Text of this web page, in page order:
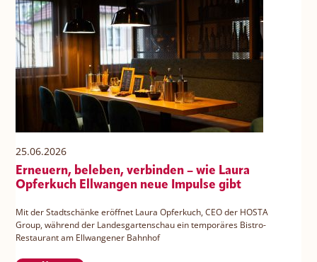
25.06.2026
Erneuern, beleben, verbinden – wie Laura
Opferkuch Ellwangen neue Impulse gibt
Mit der Stadtschänke eröffnet Laura Opferkuch, CEO der HOSTA
Group, während der Landesgartenschau ein temporäres Bistro-
Restaurant am Ellwangener Bahnhof